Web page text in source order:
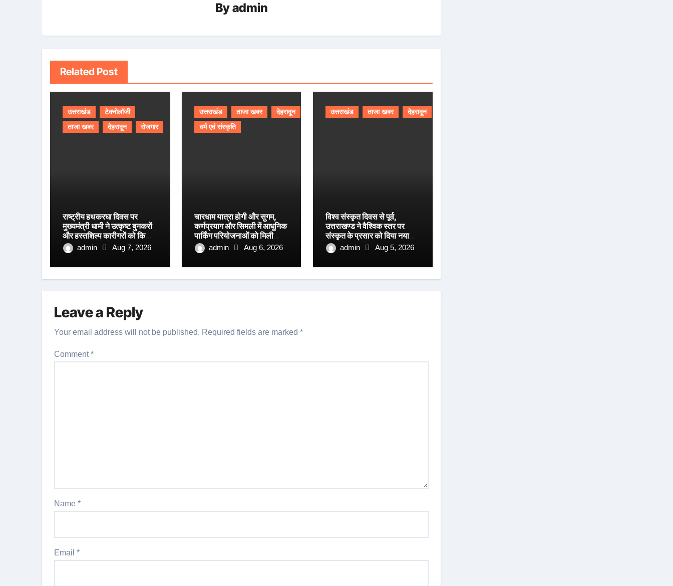
Byadmin
Related Post
उत्तराखंड
टेक्नोलॉजी
ताजा खबर
देहरादून रोजगार
राष्ट्रीय हथकरघा दिवस पर
मुख्यमंत्री धामी ने उत्कृष्ट बुनकरों
और हस्तशिल्प कारीगरों को किया
सम्मानितadmin Aug 7, 2026
उत्तराखंड ताजा खबर
देहरादून
धर्म एवं संस्कृति
चारधाम यात्रा होगी और सुगम,
कर्णप्रयाग और सिमली में आधुनिक
पार्किंग परियोजनाओं को मिली
रफ्तारadmin Aug 6, 2026
उत्तराखंड ताजा खबर देहरादून
विश्व संस्कृत दिवस से पूर्व,
उत्तराखण्ड ने वैश्विक स्तर पर
संस्कृत के प्रसार को दिया नया
आयाम।admin Aug 5, 2026
Leave a Reply
Your email address will not be published. Required fields are marked *
Comment*
Name *
Email *